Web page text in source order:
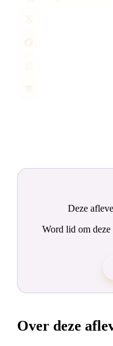
Deze
Word lid om deze
Over deze